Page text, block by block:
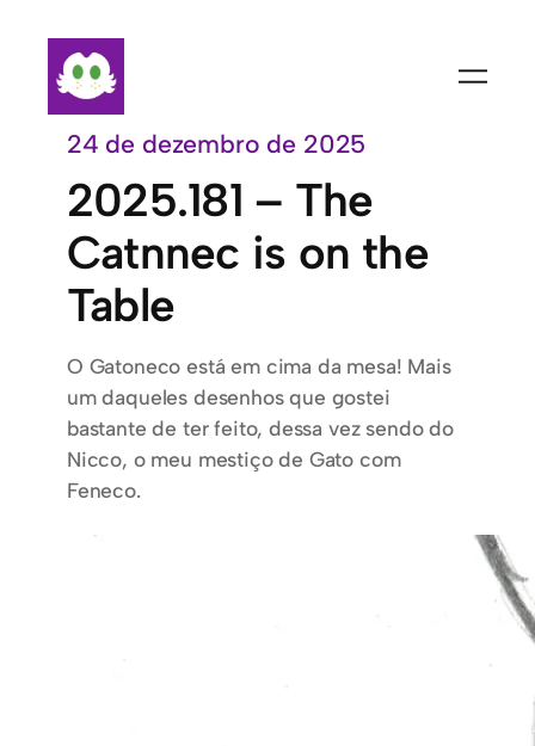
conteúdo
24 de dezembro de 2025
2025.181 – The
Catnnec is on the
Table
O Gatoneco está em cima da mesa! Mais
um daqueles desenhos que gostei
bastante de ter feito, dessa vez sendo do
Nicco, o meu mestiço de Gato com
Feneco.